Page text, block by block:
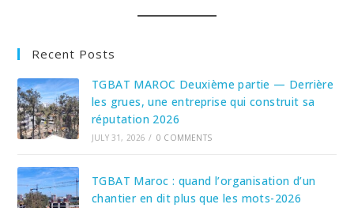
Recent Posts
TGBAT MAROC Deuxième partie — Derrière
les grues, une entreprise qui construit sa
réputation 2026
JULY 31, 2026 / 0 COMMENTS
TGBAT Maroc : quand l’organisation d’un
chantier en dit plus que les mots-2026